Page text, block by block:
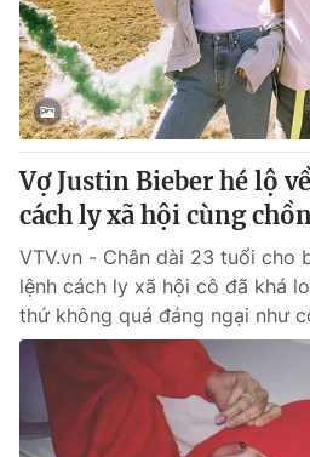
Sản phẩm
Thị trường
Tư vấn
Lịch phát sóng
Chuyên mục khác
Emagazine
Photo
Video
VTV Money VTV
Vợ Justin Bieber hé lộ
cách ly xã hội cùng
VTV.vn - Chân dài 23 tuổi cho
lệnh cách ly xã hội cô đã khá
thứ không quá đáng ngại như